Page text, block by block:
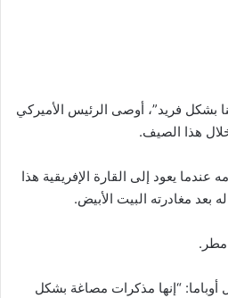
فريد”، أوصى الرئيس الأميركي
خلال هذا الصيف.
يعود إلى القارة الإفريقية هذا
بعد مغادرته البيت الأبيض.
مطر.
“إنها مذكرات مصاغة بشكل